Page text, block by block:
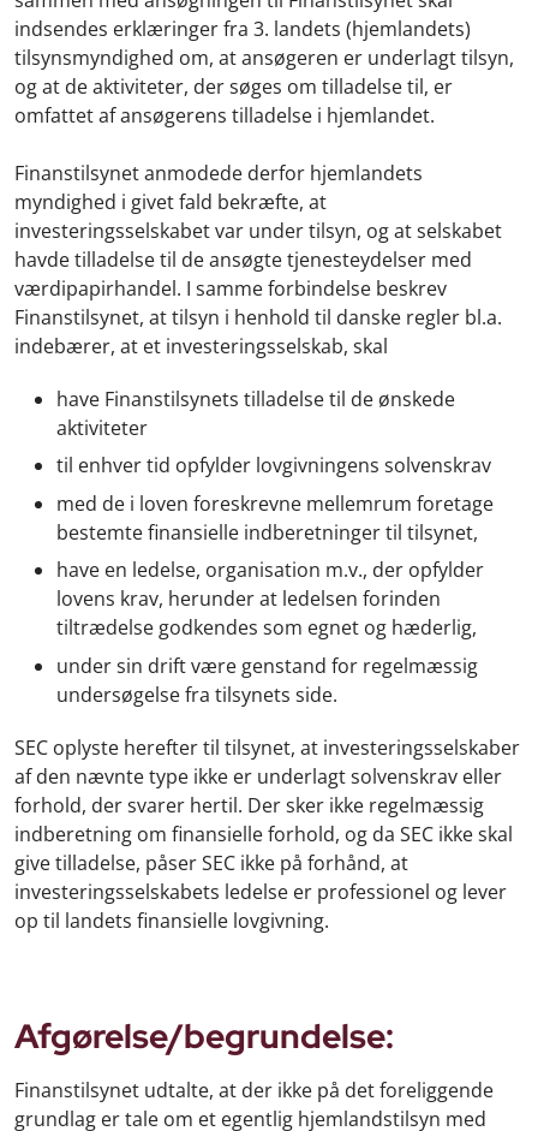
indsendes erklæringer fra 3. landets (hjemlandets)
tilsynsmyndighed om, at ansøgeren er underlagt tilsyn,
og at de aktiviteter, der søges om tilladelse til, er
omfattet af ansøgerens tilladelse i hjemlandet.
Finanstilsynet anmodede derfor hjemlandets
myndighed i givet fald bekræfte, at
investeringsselskabet var under tilsyn, og at selskabet
havde tilladelse til de ansøgte tjenesteydelser med
værdipapirhandel. I samme forbindelse beskrev
Finanstilsynet, at tilsyn i henhold til danske regler bl.a.
indebærer, at et investeringsselskab, skal
have Finanstilsynets tilladelse til de ønskede
aktiviteter
til enhver tid opfylder lovgivningens solvenskrav
med de i loven foreskrevne mellemrum foretage
bestemte finansielle indberetninger til tilsynet,
have en ledelse, organisation m.v., der opfylder
lovens krav, herunder at ledelsen forinden
tiltrædelse godkendes som egnet og hæderlig,
under sin drift være genstand for regelmæssig
undersøgelse fra tilsynets side.
SEC oplyste herefter til tilsynet, at investeringsselskaber
af den nævnte type ikke er underlagt solvenskrav eller
forhold, der svarer hertil. Der sker ikke regelmæssig
indberetning om finansielle forhold, og da SEC ikke skal
give tilladelse, påser SEC ikke på forhånd, at
investeringsselskabets ledelse er professionel og lever
op til landets finansielle lovgivning.
Afgørelse/begrundelse:
Finanstilsynet udtalte, at der ikke på det foreliggende
grundlag er tale om et egentlig hjemlandstilsyn med